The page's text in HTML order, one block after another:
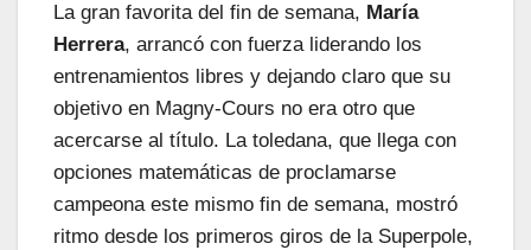
La gran favorita del fin de semana, María
Herrera, arrancó con fuerza liderando los
entrenamientos libres y dejando claro que su
objetivo en Magny-Cours no era otro que
acercarse al título. La toledana, que llega con
opciones matemáticas de proclamarse
campeona este mismo fin de semana, mostró
ritmo desde los primeros giros de la Superpole,